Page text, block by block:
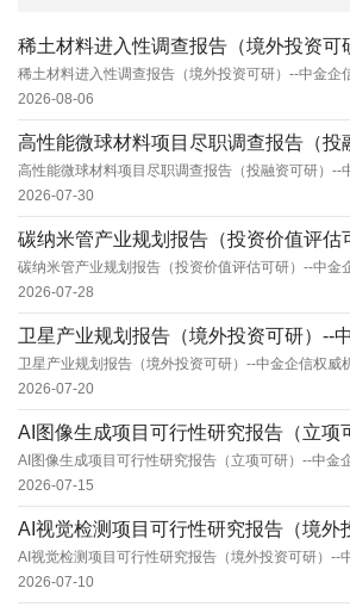
稀土材料进入性调查报告（境外投资可研）--中金企
2026-08-06
高性能微球材料项目尽职调查报告（投融资可研）--
2026-07-30
碳纳米管产业规划报告（投资价值评估可研）--中金
2026-07-28
卫星产业规划报告（境外投资可研）--中金企信权威
2026-07-20
AI图像生成项目可行性研究报告（立项可研）--中金
2026-07-15
AI视觉检测项目可行性研究报告（境外投资可研）--
2026-07-10